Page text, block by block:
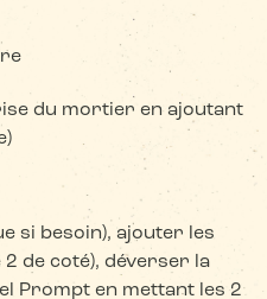
du mortier en ajoutant
si besoin), ajouter les
de coté), déverser la
Prompt en mettant les 2